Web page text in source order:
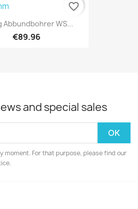
Abbundbohrer WS...
€89.96
favorite_border
and special sales
moment. For that purpose, please find our